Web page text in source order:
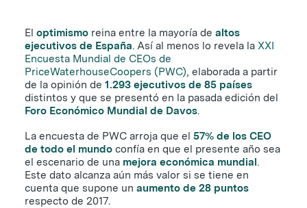
El optimismo reina entre la mayoría de altos
ejecutivos de España. Así al menos lo revela la XXI
Encuesta Mundial de CEOs de
PriceWaterhouseCoopers (PWC), elaborada a partir
de la opinión de 1.293 ejecutivos de 85 países
distintos y que se presentó en la pasada edición del
Foro Económico Mundial de Davos.
La encuesta de PWC arroja que el 57% de los CEO
de todo el mundo confía en que el presente año sea
el escenario de una mejora económica mundial.
Este dato alcanza aún más valor si se tiene en
cuenta que supone un aumento de 28 puntos
respecto de 2017.